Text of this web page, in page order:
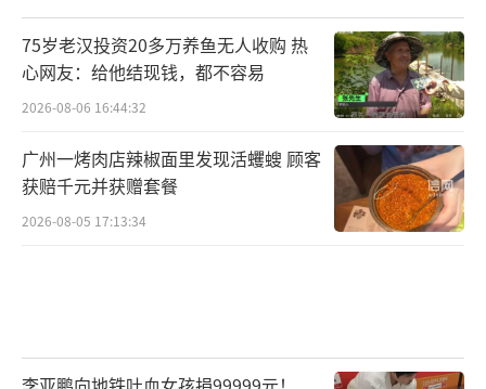
75岁老汉投资20多万养鱼无人收购 热
心网友：给他结现钱，都不容易
2026-08-06 16:44:32
广州一烤肉店辣椒面里发现活蠼螋 顾客
获赔千元并获赠套餐
2026-08-05 17:13:34